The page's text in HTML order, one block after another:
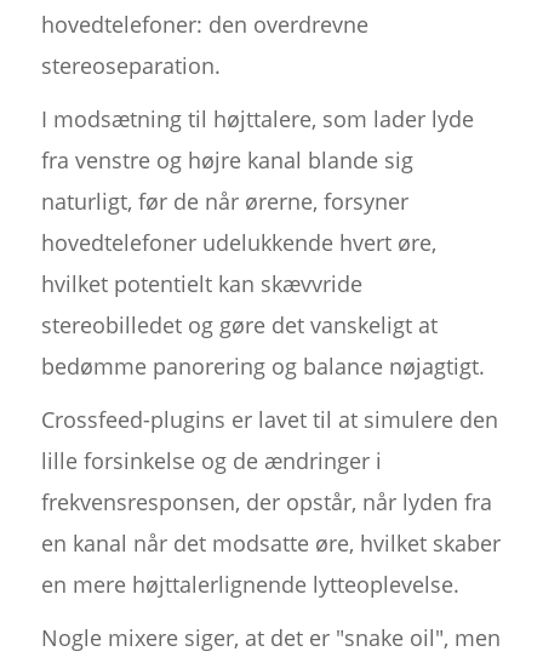
hovedtelefoner: den overdrevne
stereoseparation.
I modsætning til højttalere, som lader lyde
fra venstre og højre kanal blande sig
naturligt, før de når ørerne, forsyner
hovedtelefoner udelukkende hvert øre,
hvilket potentielt kan skævvride
stereobilledet og gøre det vanskeligt at
bedømme panorering og balance nøjagtigt.
Crossfeed-plugins er lavet til at simulere den
lille forsinkelse og de ændringer i
frekvensresponsen, der opstår, når lyden fra
en kanal når det modsatte øre, hvilket skaber
en mere højttalerlignende lytteoplevelse.
Nogle mixere siger, at det er "snake oil", men